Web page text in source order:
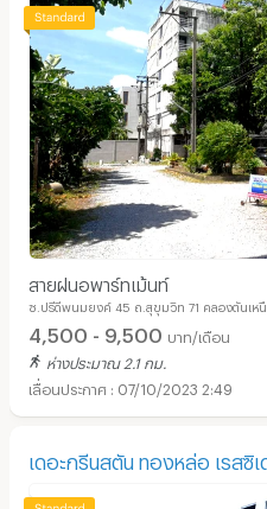
สายฝนอพาร์ทเม้นท์
ซ.ปรีดีพนมยงค์ 45 ถ.สุขุมวิท 71 คลองตันเห
4,500 - 9,500 บาท/เดือน
ห่างประมาณ 2.1 กม.
07/10/2023 2:49
เดอะกรีนสตัน ทองหล่อ เรสซิเ